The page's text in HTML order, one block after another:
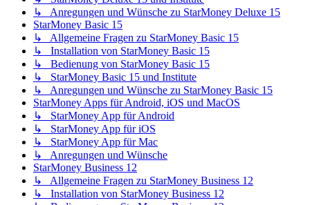
↳ Anregungen und Wünsche zu StarMoney Deluxe 15
StarMoney Basic 15
↳ Allgemeine Fragen zu StarMoney Basic 15
↳ Installation von StarMoney Basic 15
↳ Bedienung von StarMoney Basic 15
↳ StarMoney Basic 15 und Institute
↳ Anregungen und Wünsche zu StarMoney Basic 15
StarMoney Apps für Android, iOS und MacOS
↳ StarMoney App für Android
↳ StarMoney App für iOS
↳ StarMoney App für Mac
↳ Anregungen und Wünsche
StarMoney Business 12
↳ Allgemeine Fragen zu StarMoney Business 12
↳ Installation von StarMoney Business 12